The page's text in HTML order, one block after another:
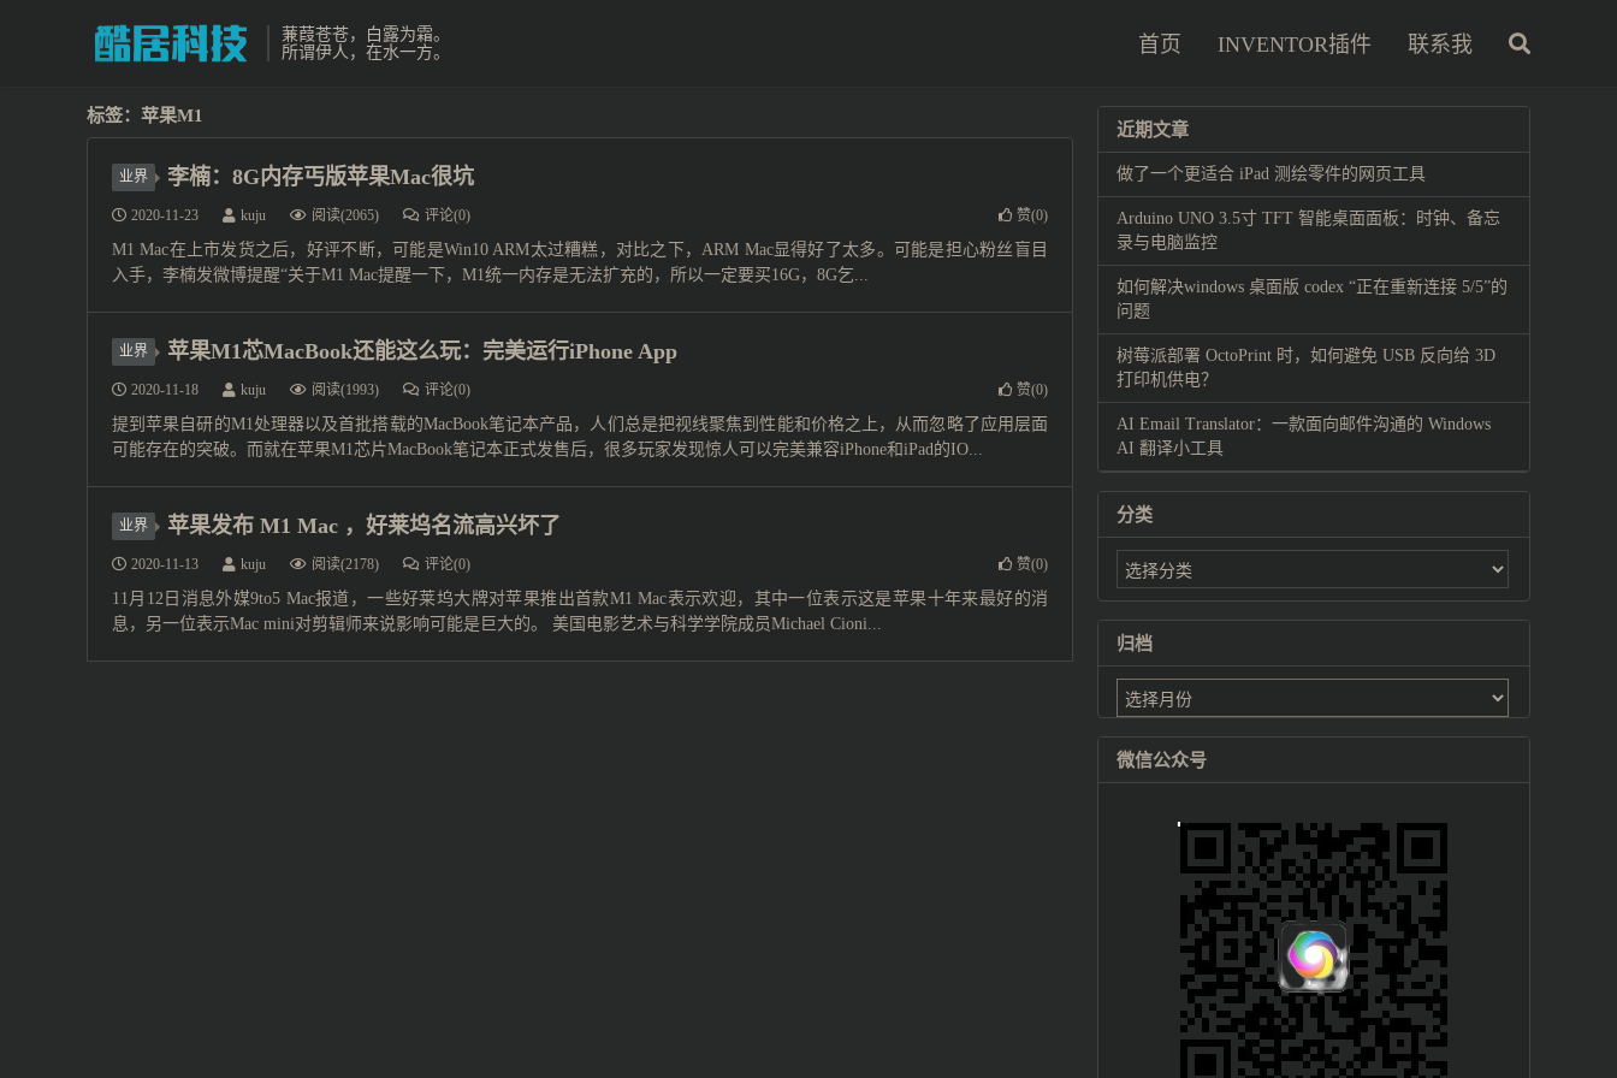
蒹葭苍苍，白露为霜。
所谓伊人，在水一方。
首页 INVENTOR插件 联系我
标签：苹果M1
业界 李楠：8G内存丐版苹果Mac很坑
2020-11-23 kuju 阅读(2065) 评论(0) 赞(0)
M1 Mac在上市发货之后，好评不断，可能是Win10 ARM太过糟糕，对比之下，ARM Mac显得好了太多。可能是担心粉丝盲目
入手，李楠发微博提醒“关于M1 Mac提醒一下，M1统一内存是无法扩充的，所以一定要买16G，8G乞...
业界 苹果M1芯MacBook还能这么玩：完美运行iPhone App
2020-11-18 kuju 阅读(1993) 评论(0) 赞(0)
提到苹果自研的M1处理器以及首批搭载的MacBook笔记本产品，人们总是把视线聚焦到性能和价格之上，从而忽略了应用层面
可能存在的突破。而就在苹果M1芯片MacBook笔记本正式发售后，很多玩家发现惊人可以完美兼容iPhone和iPad的IO...
业界 苹果发布 M1 Mac ，好莱坞名流高兴坏了
2020-11-13 kuju 阅读(2178) 评论(0) 赞(0)
11月12日消息外媒9to5 Mac报道，一些好莱坞大牌对苹果推出首款M1 Mac表示欢迎，其中一位表示这是苹果十年来最好的消
息，另一位表示Mac mini对剪辑师来说影响可能是巨大的。 美国电影艺术与科学学院成员Michael Cioni...
近期文章
做了一个更适合 iPad 测绘零件的网页工具
Arduino UNO 3.5寸 TFT 智能桌面面板：时钟、备忘
录与电脑监控
如何解决windows 桌面版 codex “正在重新连接 5/5”的
问题
树莓派部署 OctoPrint 时，如何避免 USB 反向给 3D
打印机供电？
AI Email Translator：一款面向邮件沟通的 Windows
AI 翻译小工具
分类
归档
微信公众号